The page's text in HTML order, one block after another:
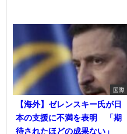
国際
【海外】ゼレンスキー氏が日
本の支援に不満を表明 「期
待されたほどの成果ない」